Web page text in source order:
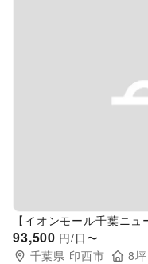
Previous slide
【イオンモール千葉ニ
93,500 円/日〜
千葉県 印西市 8